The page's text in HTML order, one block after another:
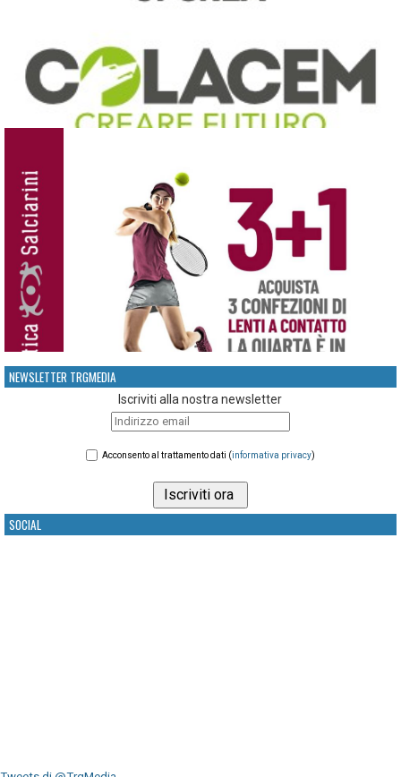
NEWSLETTER TRGMEDIA
Iscriviti alla nostra newsletter
Acconsento al trattamento dati (informativa privacy)
SOCIAL